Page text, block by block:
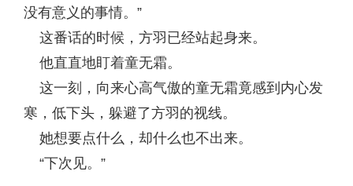
没有意义的事情。”
这番话的时候，方羽已经站起身来。
他直直地盯着童无霜。
这一刻，向来心高气傲的童无霜竟感到内心发
寒，低下头，躲避了方羽的视线。
她想要点什么，却什么也不出来。
“下次见。”